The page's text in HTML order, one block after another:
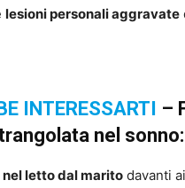
lesioni personali aggravate
INTERESSARTI –
nel
letto dal marito davanti